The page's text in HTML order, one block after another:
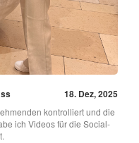
18. Dez, 2025
kontrolliert und die
ich Videos für die Social-